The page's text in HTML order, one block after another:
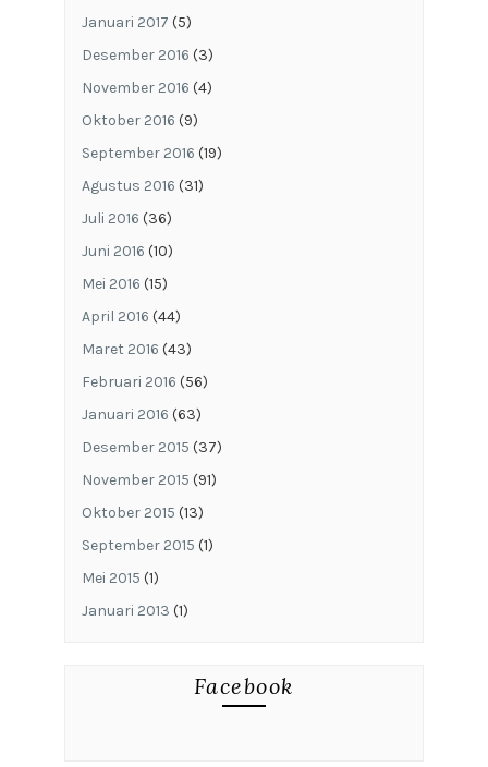
Januari 2017 (5)
Desember 2016 (3)
November 2016 (4)
Oktober 2016 (9)
September 2016 (19)
Agustus 2016 (31)
Juli 2016 (36)
Juni 2016 (10)
Mei 2016 (15)
April 2016 (44)
Maret 2016 (43)
Februari 2016 (56)
Januari 2016 (63)
Desember 2015 (37)
November 2015 (91)
Oktober 2015 (13)
September 2015 (1)
Mei 2015 (1)
Januari 2013 (1)
Facebook